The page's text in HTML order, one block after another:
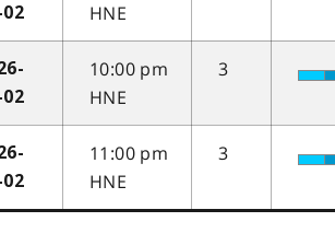
02
HNE
02
10:00 pm
HNE
3
02
11:00 pm
HNE
3